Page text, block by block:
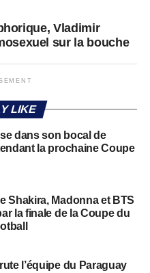
Vladimir
sur la bouche
LIKE
dans son bocal de
la prochaine Coupe
Shakira, Madonna et BTS
la finale de la Coupe du
l’équipe du Paraguay